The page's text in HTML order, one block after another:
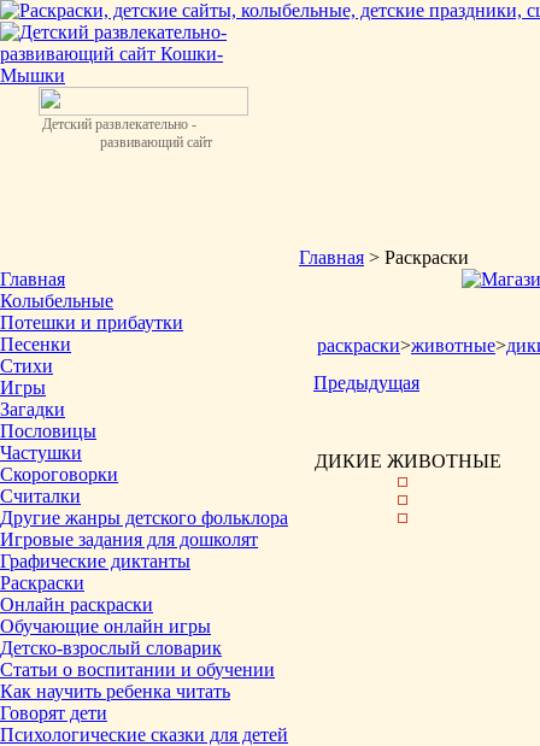
Детский развлекательно -
развивающий сайт
Главная
Колыбельные
Потешки и прибаутки
Песенки
Стихи
Игры
Загадки
Пословицы
Частушки
Скороговорки
Считалки
Другие жанры детского фольклора
Игровые задания для дошколят
Графические диктанты
Раскраски
Онлайн раскраски
Обучающие онлайн игры
Детско-взрослый словарик
Статьи о воспитании и обучении
Как научить ребенка читать
Говорят дети
Психологические сказки для детей
Главная > Раскраски
раскраски>животные>
Предыдущая
ДИКИЕ ЖИВОТНЫЕ